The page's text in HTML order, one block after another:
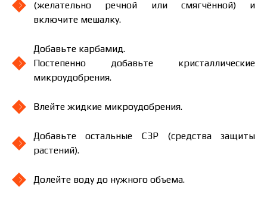
(желательно речной или смягчённой) и
включите мешалку.
Добавьте карбамид.
Постепенно добавьте кристаллические
микроудобрения.
Влейте жидкие микроудобрения.
Добавьте остальные СЗР (средства защиты
растений).
Долейте воду до нужного объема.